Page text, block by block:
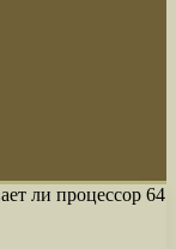
ли процессор 64